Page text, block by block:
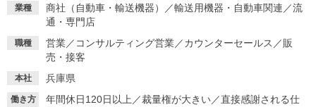
採用情報を探す
説明会を探す
インターンを探す
イベントを探す
就活ノウハウ・サポート
業種 商社（自動車・輸送機器） ／輸送用機器・自動車関連 ／流
通・専門店
職種 営業／ コンサルティング営業／カウンターセールス ／販
売・接客
本社 兵庫県
働き方
年間休日120日以上 ／裁量権が大きい／直接感謝される仕